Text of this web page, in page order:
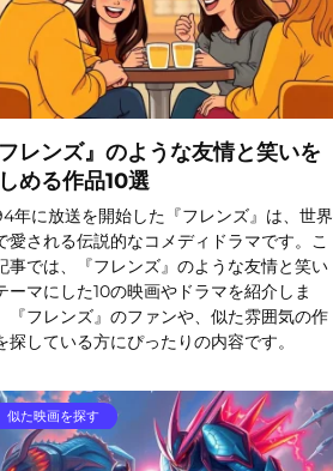
フレンズ』のような友情と笑いを
める作品10選
年に放送を開始した『フレンズ』は、世界
愛される伝説的なコメディドラマです。こ
事では、『フレンズ』のような友情と笑い
ーマにした10の映画やドラマを紹介しま
『フレンズ』のファンや、似た雰囲気の作
探している方にぴったりの内容です。
似た映画を探す